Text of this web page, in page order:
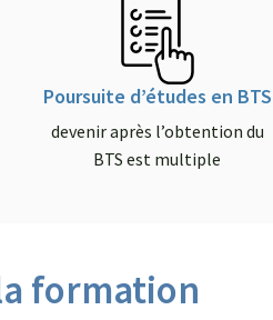
Poursuite d’études en BTS
devenir après l’obtention du
BTS est multiple
formation